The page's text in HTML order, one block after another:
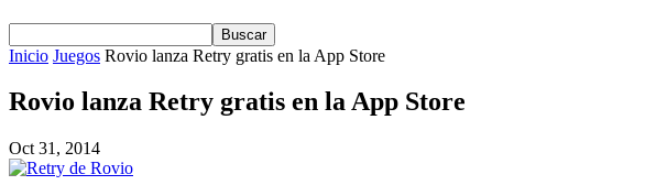
Inicio Juegos Rovio lanza Retry gratis en la App Store
Rovio lanza Retry gratis en la App Store
Oct 31, 2014